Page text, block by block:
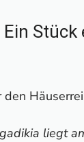
Stück
liegt